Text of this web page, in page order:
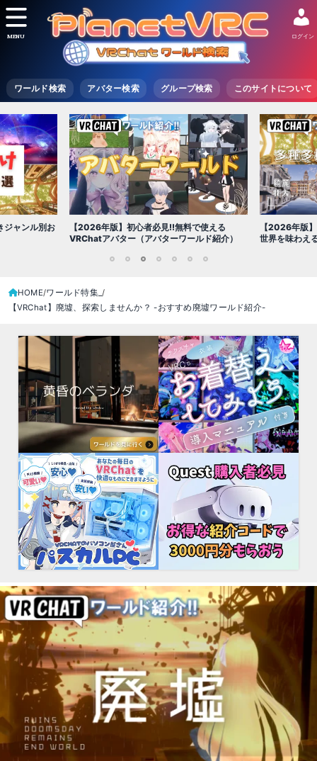
ワールド検索 アバター検索 グループ検索 このサイトについて
ログイン
MENU
ジャンル別お
【2026年版】初心者必見!!無料で使える
VRChatアバター（アバターワールド紹介）
【2026年版
世界を味わえ
HOME ワールド特集_
【VRChat】廃墟、探索しませんか？ -おすすめ廃墟ワールド紹介-